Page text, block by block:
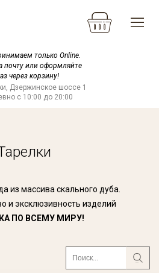
только Online.
почту или оформляйте
через корзину!
Дзержинское шоссе 1
с 10:00 до 20:00
из массива скального дуба.
и эксклюзивность изделий
ПО ВСЕМУ МИРУ!